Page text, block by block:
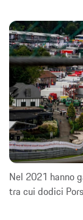
Nel 2021 hanno
tra cui dodici